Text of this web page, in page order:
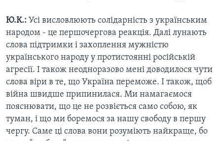
Ю.К.: Усі висловлюють солідарність з українським
народом - це першочергова реакція. Далі лунають
слова підтримки і захоплення мужністю
українського народу у протистоянні російській
агресії. І також неодноразово мені доводилося чути
слова віри в те, що Україна переможе. І також, щоб
війна швидше припинилася. Ми намагаємося
пояснювати, що це не розвіється само собою, як
туман, і що ми боремося за нашу свободу в першу
чергу. Саме ці слова вони розуміють найкраще, бо